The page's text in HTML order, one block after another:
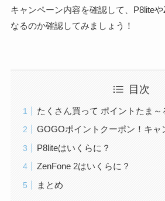
キャンペーン内容を確認して、P8lite
なるのか確認してみましょう！
目次
たくさん買って ポイントたま～
GOGOポイントクーポン！キャ
P8liteはいくらに？
ZenFone 2はいくらに？
まとめ